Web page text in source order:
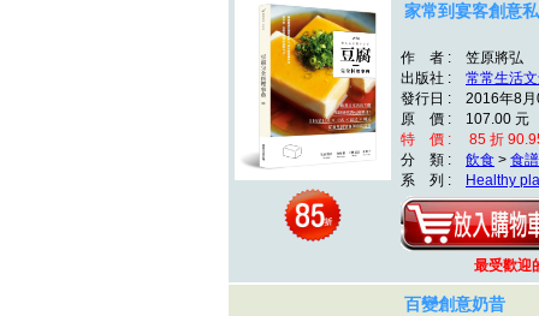
家常到宴客創意
作 者 : 笠原將弘
出版社 : 常常生活
發行日 : 2016年8月
原 價 : 107.00 元
特 價 : 85 折
分 類 : 飲食 > 食譜
系 列 :
Healthy
最受歡迎
百變創意奶昔